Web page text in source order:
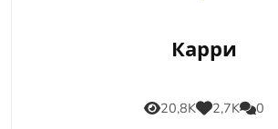
Карри
20,8K 2,7K 0